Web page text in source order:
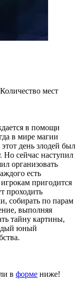
мест
в помощи
в мире магии
день злодей был
сейчас наступил
организовать
есть
пригодится
проходить
собирать по парам
выполняя
тайну картины,
юный
в форме ниже!